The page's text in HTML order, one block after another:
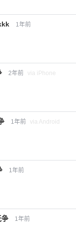
1年前
2年前 via iPhone
1年前 via Android
1年前
争 1年前